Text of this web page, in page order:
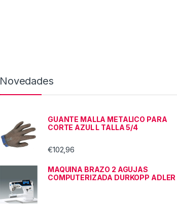
Novedades
GUANTE MALLA METALICO PARA
CORTE AZUL L TALLA 5/4
€102,96
MAQUINA BRAZO 2 AGUJAS
COMPUTERIZADA DURKOPP ADLER